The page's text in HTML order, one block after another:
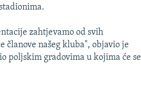
zahtjevamo od svih
članove našeg kluba", objavio je
poljskim gradovima u kojima će se